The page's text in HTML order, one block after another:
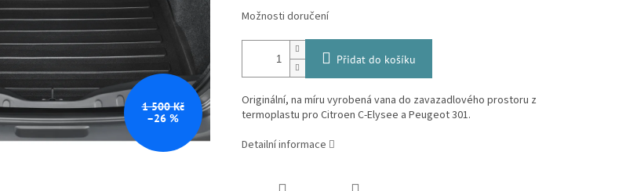
1 500 Kč
–26 %
Možnosti doručení
Přidat do košíku
Originální, na míru vyrobená vana do zavazadlového prostoru z
termoplastu pro Citroen C-Elysee a Peugeot 301.
Detailní informace